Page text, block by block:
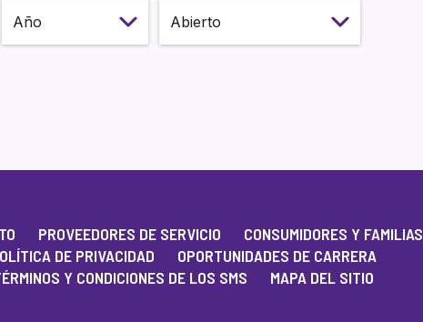
PROVEEDORES DE SERVICIO
CONSUMIDORES Y FAMILIAS
DE PRIVACIDAD
OPORTUNIDADES DE CARRERA
Y CONDICIONES DE LOS SMS
MAPA DEL SITIO